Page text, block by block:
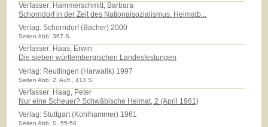
Verfasser: Hammerschmitt, Barbara
Schorndorf in der Zeit des Nationalsozialismus. Heimatb...
Verlag:Schorndorf (Bacher) 2000
Seiten Abb: 367 S.
Verfasser: Haas, Erwin
Die sieben württembergischen Landesfestungen
Verlag: Reutlingen (Harwalik) 1997
Seiten Abb: 2. Aufl., 413 S.
Verfasser: Haag, Peter
Nur eine Scheuer? Schwäbische Heimat, 2 (April 1961)
Verlag:Stuttgart (Kohlhammer) 1961
Seiten Abb: S. 55-58